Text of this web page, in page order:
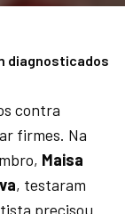
diagnosticados
contra
firmes. Na
Maisa
, testaram
precisou